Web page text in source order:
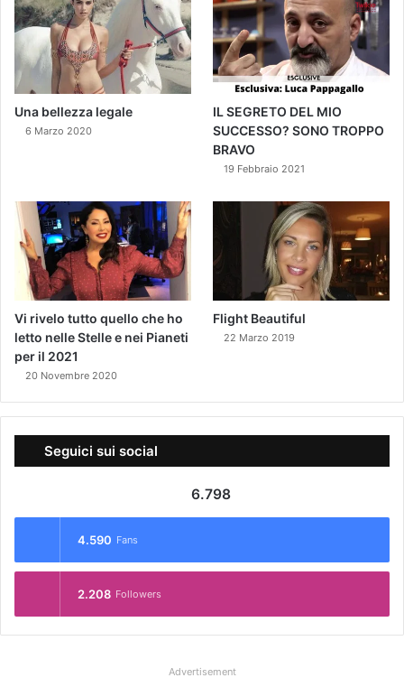
Una bellezza legale
6 Marzo 2020
IL SEGRETO DEL MIO
SUCCESSO? SONO TROPPO
BRAVO
19 Febbraio 2021
Vi rivelo tutto quello che ho
letto nelle Stelle e nei Pianeti
per il 2021
20 Novembre 2020
Flight Beautiful
22 Marzo 2019
Seguici sui social
6.798
4.590 Fans
2.208 Followers
Advertisement